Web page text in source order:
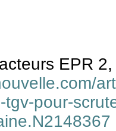
EPR
pour-